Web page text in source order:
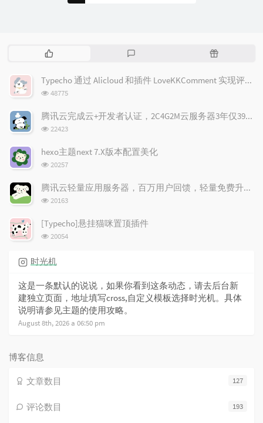
热
文
章
评
随
文
Typecho 通过 Alicloud 和插件 LoveKKComment 实现评论邮件通知
浏
次
数:
48775
腾讯云完成云+开发者认证，2C4G2M云服务器3年仅398元(限新)！
浏
数:
22423
hexo主题next 7.X版本配置美化
浏
次
数:
20257
腾讯云轻量应用服务器，百万用户回馈，轻量免费升配！
浏
数:
20163
[Typecho]悬挂猫咪置顶插件
浏
次
数:
20054
时光机
这是一条默认的说说，如果你看到这条动态，请去后台新
建独立页面，地址填写cross,自定义模板选择时光机。具体
说明请参见主题的使用攻略。
August 8th, 2026 a 06:50 pm
博客信息
127
文章数目
193
评论数目